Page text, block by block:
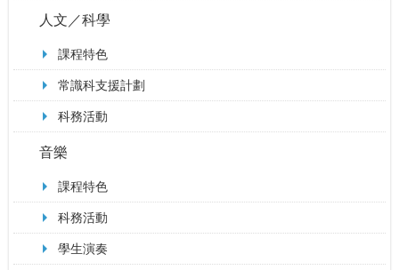
人文／科學
課程特色
常識科支援計劃
科務活動
音樂
課程特色
科務活動
學生演奏